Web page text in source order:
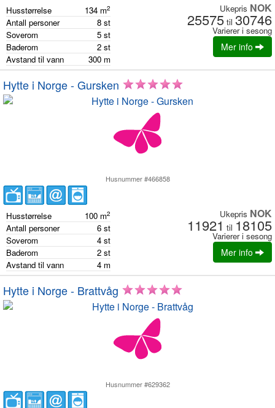
Husstørrelse 134 m2
Antall personer 8 st
Soverom
5 st
Baderom
2 st
Avstand til vann
300 m
Ukepris NOK
25575 til 30746
Varierer i sesong
Mer info
Hytte i Norge - Gursken
Husnummer #466858
Husstørrelse 100 m2
Antall personer 6 st
Soverom
4 st
Baderom
2 st
Avstand til vann
4 m
Ukepris NOK
11921 til 18105
Varierer i sesong
Mer info
Hytte i Norge - Brattvåg
Husnummer #629362